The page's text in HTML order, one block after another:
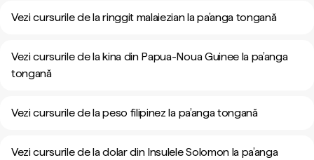
Vezi cursurile de la ringgit malaiezian la pa’anga tongană
Vezi cursurile de la kina din Papua-Noua Guinee la pa’anga
tongană
Vezi cursurile de la peso filipinez la pa’anga tongană
Vezi cursurile de la dolar din Insulele Solomon la pa’anga